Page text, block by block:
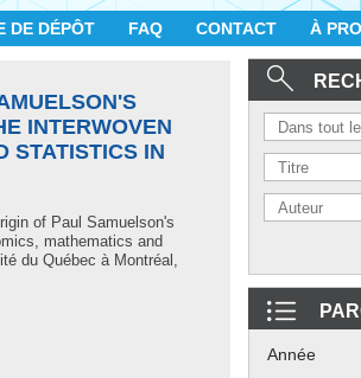
DE DÉPÔT FAQ CONTACT À
INTERWOVEN
STATISTICS IN
of Paul Samuelson's
mathematics and
du Québec à Montréal,
Année